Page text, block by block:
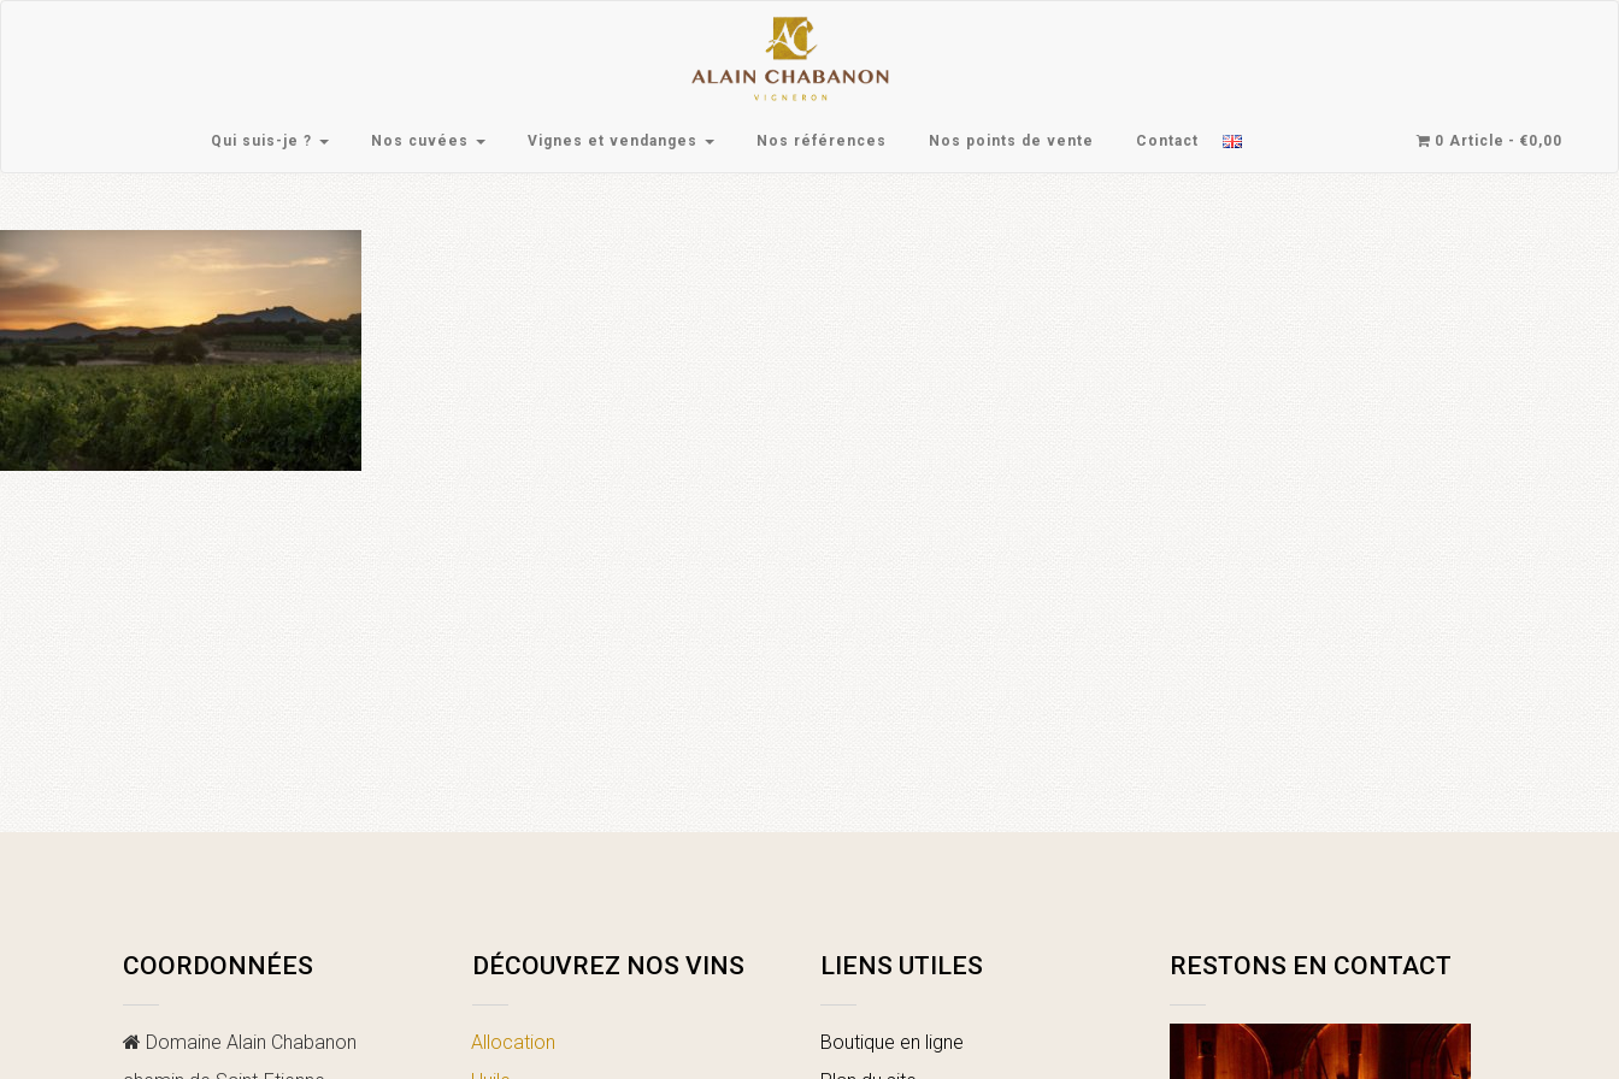
Qui suis-je ? Nos cuvées Vignes et vendanges Nos références Nos points de vente Contact 0 Article €0,00
COORDONNÉES
Domaine Alain Chabanon
DÉCOUVREZ NOS VINS
Allocation
LIENS UTILES
Boutique en ligne
RESTONS EN CONTACT